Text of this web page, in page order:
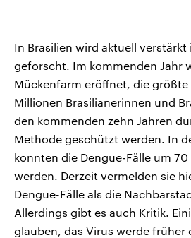
In Brasilien wird aktuell verstärkt
geforscht. Im kommenden Jahr
Mückenfarm eröffnet, die größte
Millionen Brasilianerinnen und
den kommenden zehn Jahren
Methode geschützt werden. In
konnten die Dengue-Fälle um
werden. Derzeit vermelden sie
Dengue-Fälle als die
Allerdings gibt es auch Kritik.
glauben, das Virus werde früher